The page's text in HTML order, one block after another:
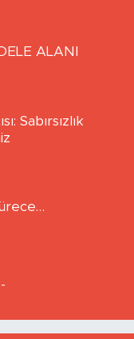
ALANI
Sabırsızlık